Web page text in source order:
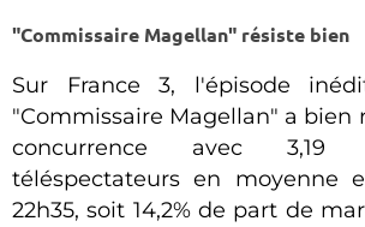
"Commissaire Magellan" résiste bien
Sur France 3, l'épisode
"Commissaire Magellan" a bien
concurrence avec 3,19
téléspectateurs en moyenne
22h35, soit 14,2% de part de